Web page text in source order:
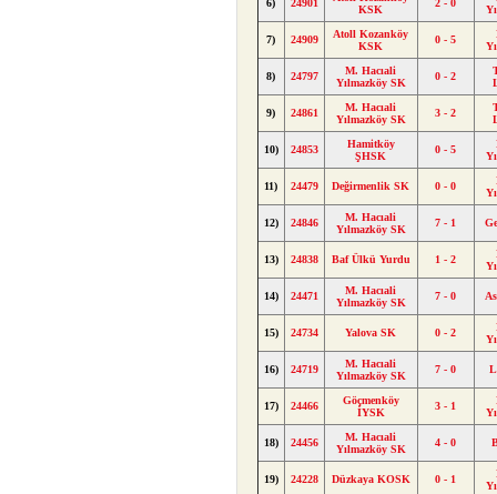
6) 24901
KSK
2 - 0
7) 24909
Atoll Kozanköy
KSK
0 - 5
8) 24797
M. Hacıali
Yılmazköy SK
0 - 2
9) 24861
M. Hacıali
Yılmazköy SK
3 - 2
10) 24853
Hamitköy
ŞHSK
0 - 5
11) 24479 Değirmenlik SK 0 - 0
12) 24846
M. Hacıali
Yılmazköy SK
7 - 1
13) 24838 Baf Ülkü Yurdu 1 - 2
14) 24471
M. Hacıali
Yılmazköy SK
7 - 0
15) 24734 Yalova SK 0 - 2
16) 24719
M. Hacıali
Yılmazköy SK
7 - 0
17) 24466
Göçmenköy
İYSK
3 - 1
18) 24456
M. Hacıali
Yılmazköy SK
4 - 0
19) 24228 Düzkaya KOSK 0 - 1